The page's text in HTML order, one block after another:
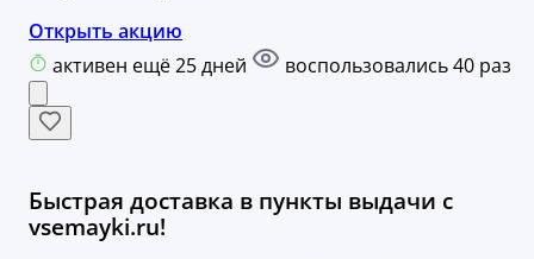
Открыть акцию
активен ещё 25 дней
воспользовались 40 раз
Быстрая доставка в пункты выдачи с
vsemayki.ru!